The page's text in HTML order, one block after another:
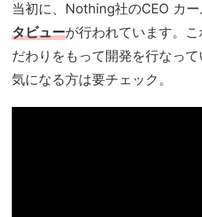
当初に、Nothing社のCEO カ
タビューが行われています。
だわりをもって開発を行なって
気になる方は要チェック。